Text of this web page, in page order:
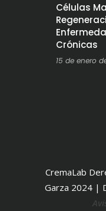
Células
Crónicas
15 de enero
CremaLab
Garza 2024 |